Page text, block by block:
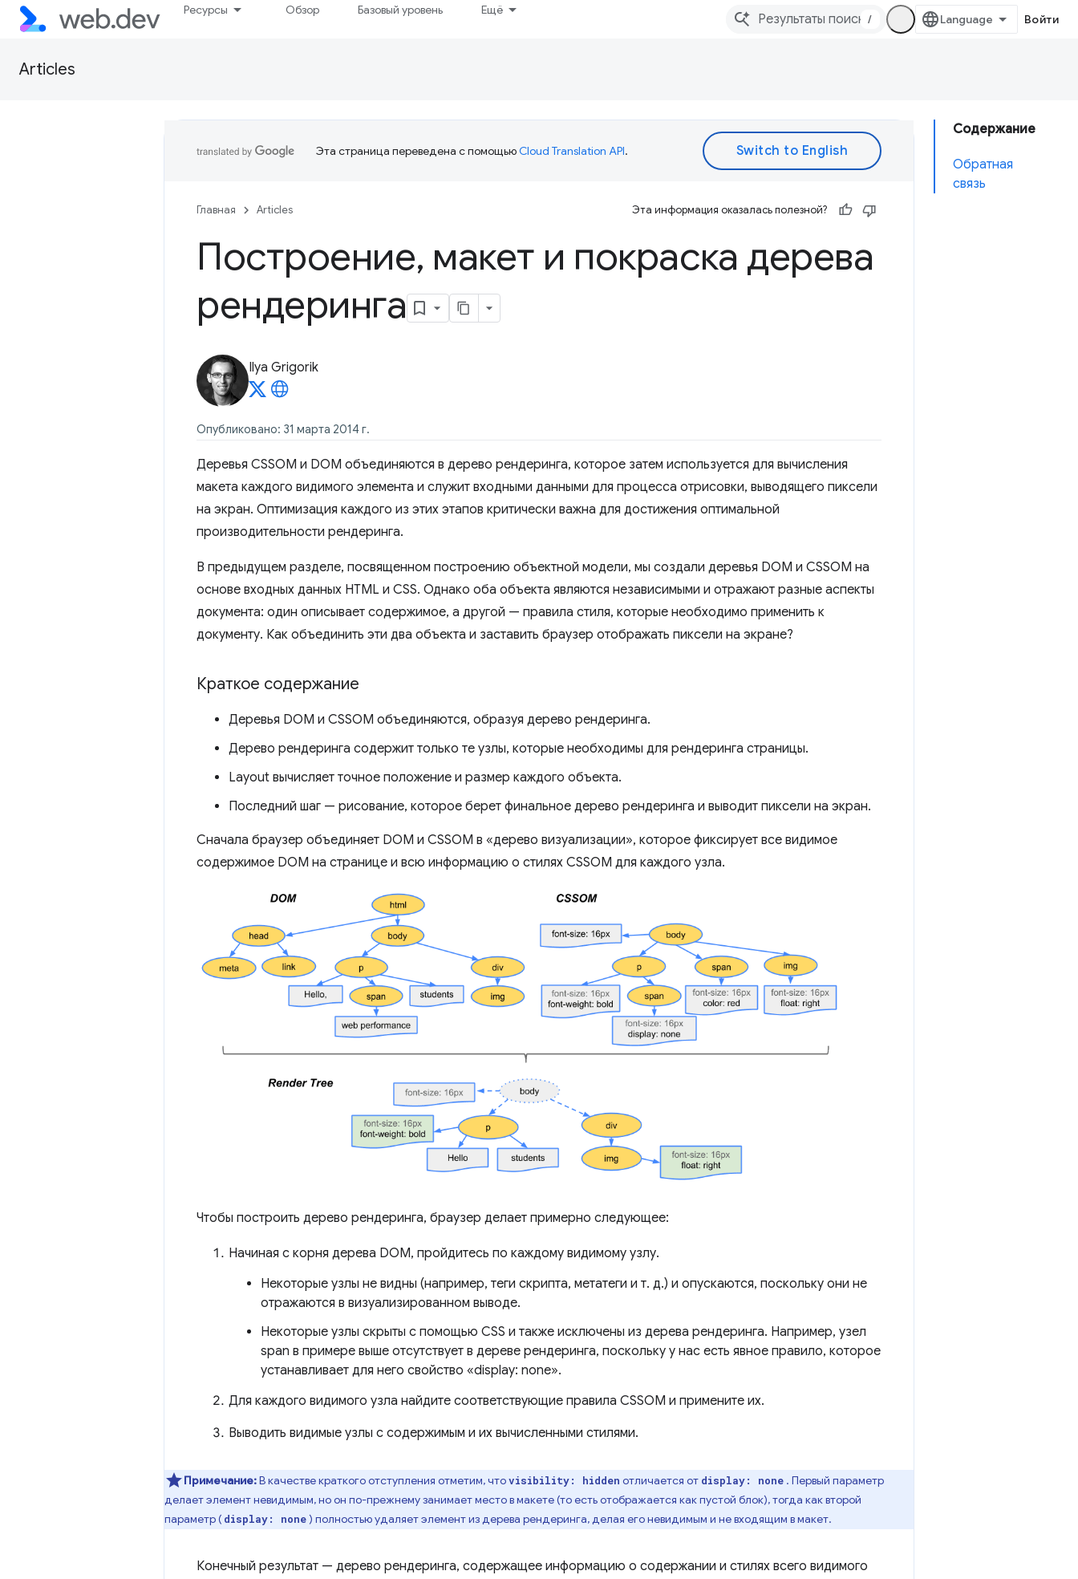
Ресурсы Обзор Базовый уровень Ещё
/ Войти
Articles
Содержание
Обратная
связь
Эта страница переведена с помощьюCloud Translation API.
Главная Articles Эта информация оказалась полезной?
Построение, макет и покраска дерева
рендеринга
Ilya Grigorik
Опубликовано: 31 марта 2014 г.
Деревья CSSOM и DOM объединяются в дерево рендеринга, которое затем используется для вычисления
макета каждого видимого элемента и служит входными данными для процесса отрисовки, выводящего пиксели
на экран. Оптимизация каждого из этих этапов критически важна для достижения оптимальной
производительности рендеринга.
В предыдущем разделе, посвященном построению объектной модели, мы создали деревья DOM и CSSOM на
основе входных данных HTML и CSS. Однако оба объекта являются независимыми и отражают разные аспекты
документа: один описывает содержимое, а другой — правила стиля, которые необходимо применить к
документу. Как объединить эти два объекта и заставить браузер отображать пиксели на экране?
Краткое содержание
Деревья DOM и CSSOM объединяются, образуя дерево рендеринга.
Дерево рендеринга содержит только те узлы, которые необходимы для рендеринга страницы.
Layout вычисляет точное положение и размер каждого объекта.
Последний шаг — рисование, которое берет финальное дерево рендеринга и выводит пиксели на экран.
Сначала браузер объединяет DOM и CSSOM в «дерево визуализации», которое фиксирует все видимое
содержимое DOM на странице и всю информацию о стилях CSSOM для каждого узла.
Чтобы построить дерево рендеринга, браузер делает примерно следующее:
Начиная с корня дерева DOM, пройдитесь по каждому видимому узлу.
Некоторые узлы не видны (например, теги скрипта, метатеги и т. д.) и опускаются, поскольку они не
отражаются в визуализированном выводе.
Некоторые узлы скрыты с помощью CSS и также исключены из дерева рендеринга. Например, узел
span в примере выше отсутствует в дереве рендеринга, поскольку у нас есть явное правило, которое
устанавливает для него свойство «display: none».
Для каждого видимого узла найдите соответствующие правила CSSOM и примените их.
Выводить видимые узлы с содержимым и их вычисленными стилями.
Примечание:В качестве краткого отступления отметим, чтоvisibility: hidden отличается от display: none . Первый параметр
делает элемент невидимым, но он по-прежнему занимает место в макете (то есть отображается как пустой блок), тогда как второй
параметр ( display: none) полностью удаляет элемент из дерева рендеринга, делая его невидимым и не входящим в макет.
Конечный результат — дерево рендеринга, содержащее информацию о содержании и стилях всего видимого